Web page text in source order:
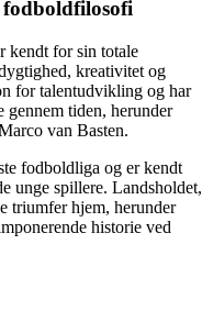
kendt for sin totale
kreativitet og
for talentudvikling og har
gennem tiden, herunder
van Basten.
fodboldliga og er kendt
unge spillere. Landsholdet,
triumfer hjem, herunder
historie ved